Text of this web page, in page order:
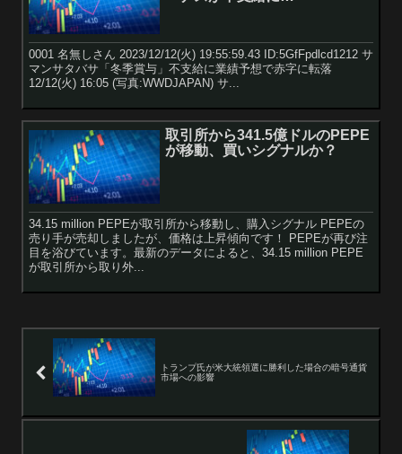
0001 名無しさん 2023/12/12(火) 19:55:59.43 ID:5GfFpdlcd1212 サ
マンサタバサ「冬季賞与」不支給に業績予想で赤字に転落
12/12(火) 16:05 (写真:WWDJAPAN) サ...
取引所から341.5億ドルのPEPE
が移動、買いシグナルか？
34.15 million PEPEが取引所から移動し、購入シグナル PEPEの
売り手が売却しましたが、価格は上昇傾向です！ PEPEが再び注
目を浴びています。最新のデータによると、34.15 million PEPE
が取引所から取り外...
トランプ氏が米大統領選に勝利した場合の暗号通貨
市場への影響